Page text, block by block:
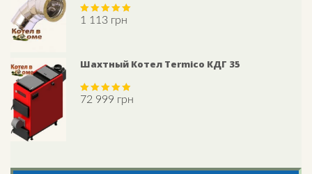
Rated 5.00
out of 5
1 113 грн
Шахтный Котел Termico КДГ 35
Rated4.75
72 999 грн